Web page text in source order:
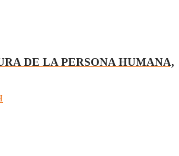
DE LA PERSONA HUMANA,